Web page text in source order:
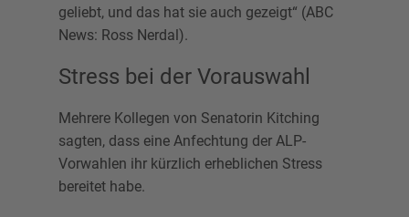
geliebt, und das hat sie auch gezeigt“ (ABC
News: Ross Nerdal).
Stress bei der Vorauswahl
Mehrere Kollegen von Senatorin Kitching
sagten, dass eine Anfechtung der ALP-
Vorwahlen ihr kürzlich erheblichen Stress
bereitet habe.